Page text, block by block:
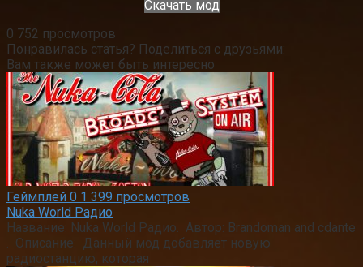
Скачать мод
0 752 просмотров
Понравилась статья? Поделиться с друзьями:
Вам также может быть интересно
Геймплей 0 1 399 просмотров
Nuka World Радио
Название: Nuka World Радио. Автор: Brandoman and cdante
. Описание: Данный мод добавляет новую
радиостанцию, которая